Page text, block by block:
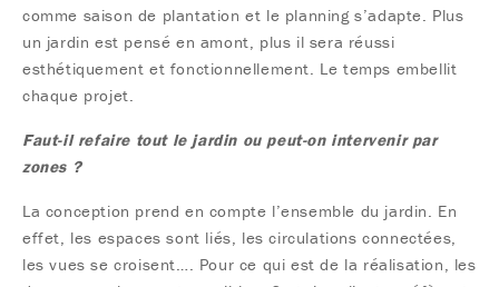
comme saison de plantation et le planning s’adapte. Plus
un jardin est pensé en amont, plus il sera réussi
esthétiquement et fonctionnellement. Le temps embellit
chaque projet.
Faut-il refaire tout le jardin ou peut-on intervenir par
zones ?
La conception prend en compte l’ensemble du jardin. En
effet, les espaces sont liés, les circulations connectées,
les vues se croisent…. Pour ce qui est de la réalisation, les